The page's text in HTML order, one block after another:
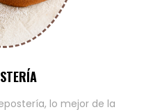
lo mejor de la